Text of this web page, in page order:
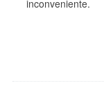
inconveniente.